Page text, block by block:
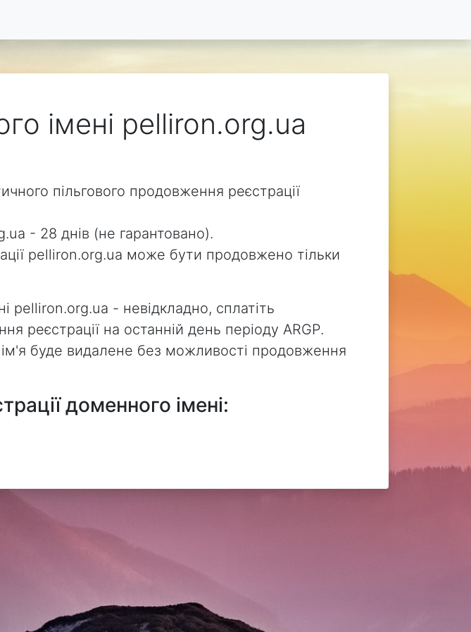
імені pelliron.org.ua
пільгового продовження реєстрації
- 28 днів (не гарантовано).
pelliron.org.ua може бути продовжено тільки
- невідкладно, сплатіть
реєстрації на останній день періоду ARGP.
буде видалене без можливості продовження
доменного імені: